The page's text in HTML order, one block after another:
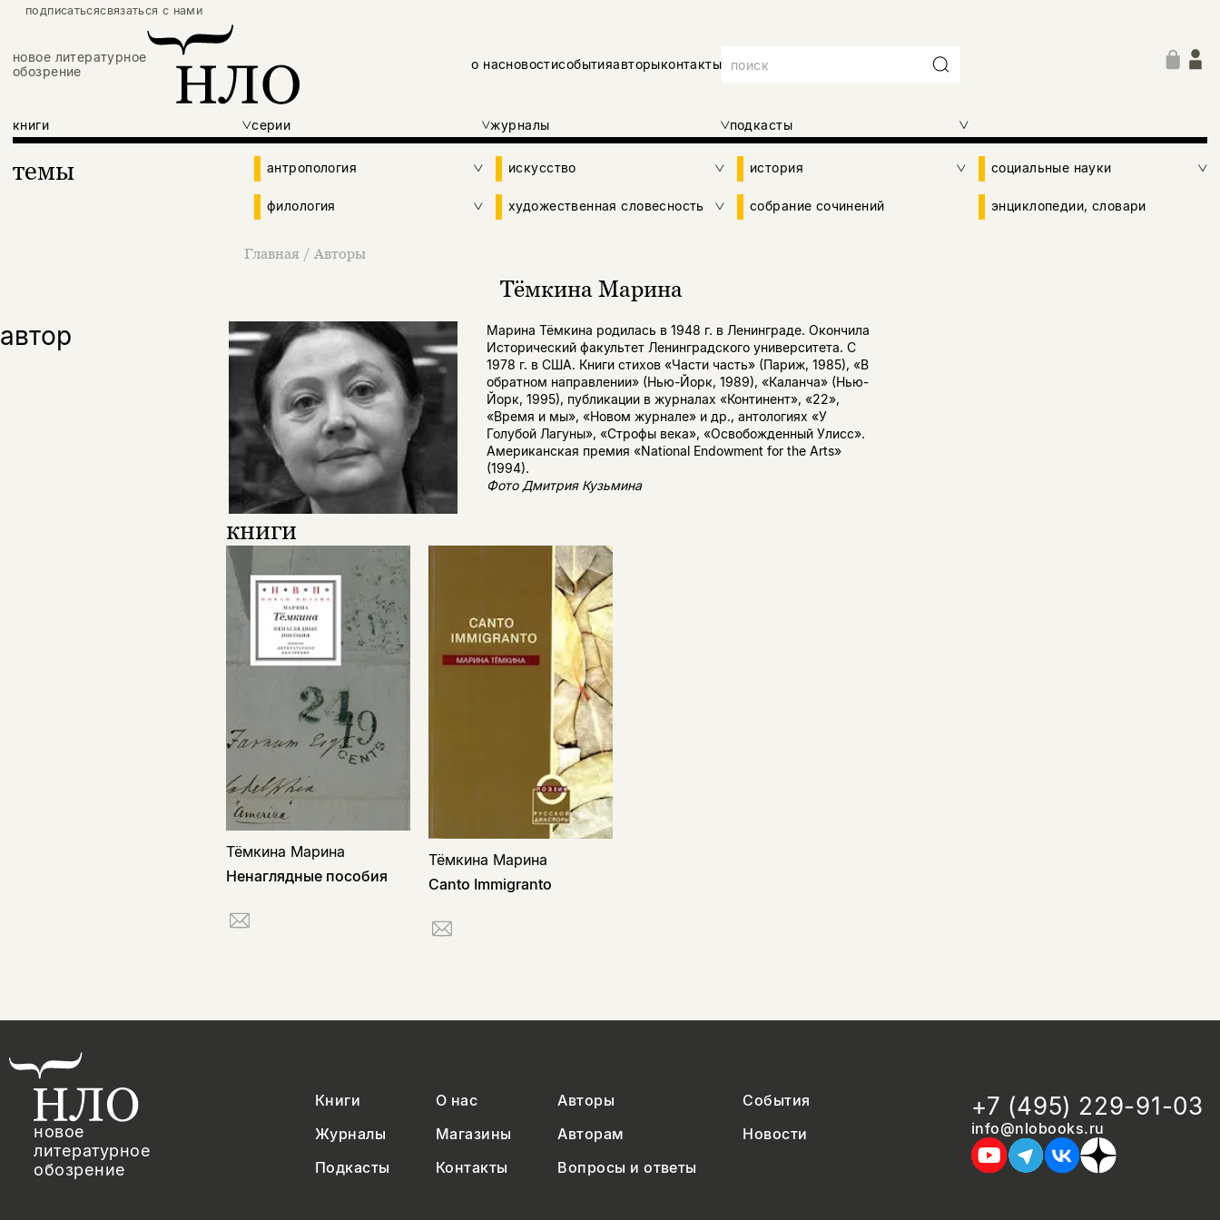
подписатьсясвязаться с нами
новое литературное
обозрение
о насновостисобытияавторыконтакты
книги серии журналы подкасты
темы антропология искусство история социальные науки
филология художественная словесность собрание сочинений энциклопедии, словари
Главная / Авторы
Тёмкина Марина
автор
Марина Тёмкина родилась в 1948 г. в Ленинграде. Окончила
Исторический факультет Ленинградского университета. С
1978 г. в США. Книги стихов «Части часть» (Париж, 1985), «В
обратном направлении» (Нью-Йорк, 1989), «Каланча» (Нью-
Йорк, 1995), публикации в журналах «Континент», «22»,
«Время и мы», «Новом журнале» и др., антологиях «У
Голубой Лагуны», «Строфы века», «Освобожденный Улисс».
Американская премия «National Endowment for the Arts»
(1994).
Фото Дмитрия Кузьмина
книги
Тёмкина Марина
Ненаглядные пособия
Тёмкина Марина
Canto Immigranto
новое
литературное
обозрение
Книги О нас Авторы
События
Журналы
Магазины Авторам
Новости
Подкасты
Контакты Вопросы и ответы
+7 (495) 229-91-03
info@nlobooks.ru